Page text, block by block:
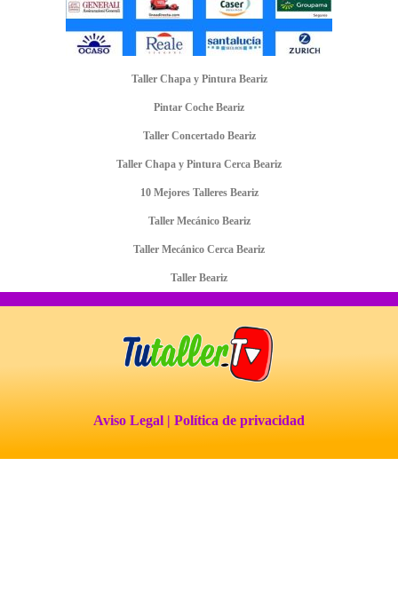
Taller Chapa y Pintura Beariz
Pintar Coche Beariz
Taller Concertado Beariz
Taller Chapa y Pintura Cerca Beariz
10 Mejores Talleres Beariz
Taller Mecánico Beariz
Taller Mecánico Cerca Beariz
Taller Beariz
Aviso Legal | Política de privacidad